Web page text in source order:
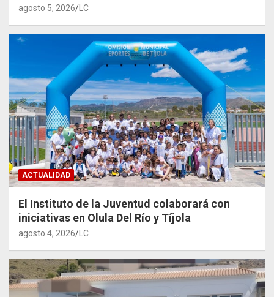
agosto 5, 2026 LC
ACTUALIDAD
El Instituto de la Juventud colaborará con
iniciativas en Olula Del Río y Tíjola
agosto 4, 2026 LC